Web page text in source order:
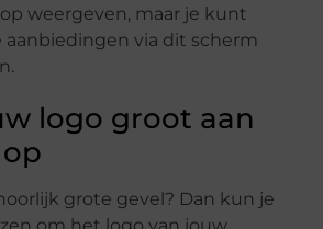
weergeven, maar je kunt
aanbiedingen via dit scherm
logo groot aan
grote gevel? Dan kun je